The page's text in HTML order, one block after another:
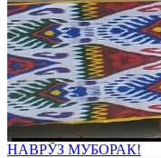
НАВРӮЗ МУБОРАК!